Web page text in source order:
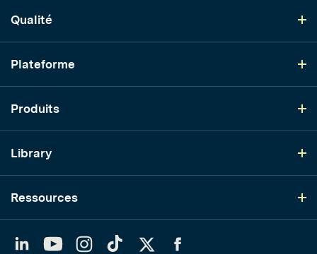
Qualité
Plateforme
Produits
Library
Ressources
YouTubeInstagram
TikTok